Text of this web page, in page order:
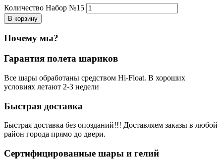
Количество Набор №15
В корзину
Почему мы?
Гарантия полета шариков
Все шары обработаны средством Hi-Float. В хороших
условиях летают 2-3 недели
Быстрая доставка
Быстрая доставка без опозданий!!! Доставляем заказы в любой
район города прямо до двери.
Сертифицированные шары и гелий